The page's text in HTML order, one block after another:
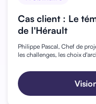
Cas client : Le
de l'Hérault
Philippe Pascal, Chef de
les challenges, les choix